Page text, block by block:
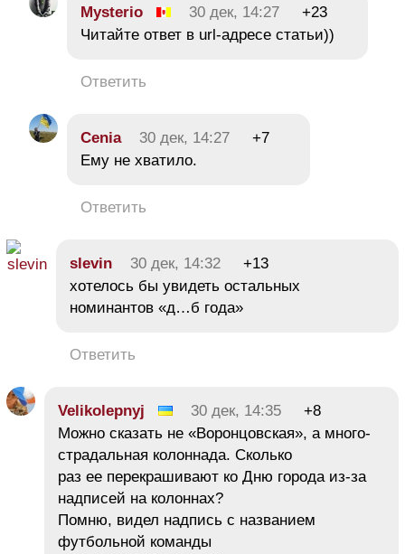
Mysterio 30 дек, 14:27
+23
Читайте ответ в url-адресе статьи))
Ответить
Cenia 30 дек, 14:27
+7
Ему не хватило.
Ответить
slevin 30 дек, 14:32
+13
хотелось бы увидеть остальных
номинантов «д…б года»
Ответить
Velikolepnyj 30 дек, 14:35
+8
Можно сказать не «Воронцовская», а много-
страдальная колоннада. Сколько
раз ее перекрашивают ко Дню города из-за
надписей на колоннах?
Помню, видел надпись с названием
футбольной команды